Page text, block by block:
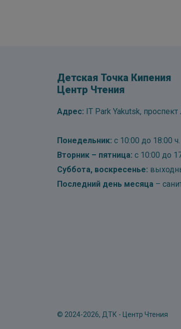
Детская Точка Кипения
Центр Чтения
Адрес: IT Park Yakutsk,
Понедельник: с 10:00 до 18:00 ч.
Вторник – пятница: с 10:00 до
Суббота, воскресенье:
Последний день месяца –
© 2024-2026, ДТК - Центр Чтения